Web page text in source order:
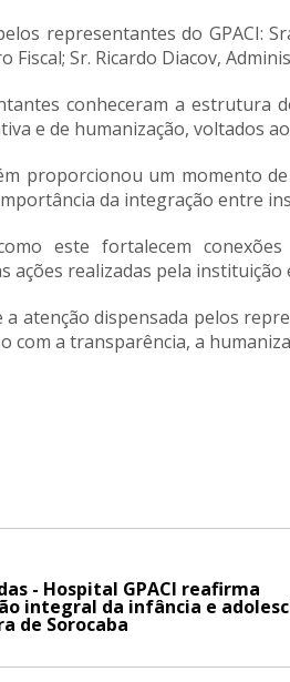
representantes do GPACI:
Fiscal; Sr. Ricardo Diacov,
conheceram a estrutura
e de humanização, voltados
proporcionou um momento
da integração entre
este fortalecem
ações realizadas pela
atenção dispensada pelos
com a transparência, a
- Hospital GPACI reafirma
integral da infância e
de Sorocaba